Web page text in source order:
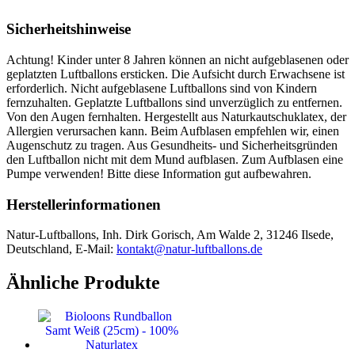
Sicherheitshinweise
Achtung! Kinder unter 8 Jahren können an nicht aufgeblasenen oder
geplatzten Luftballons ersticken. Die Aufsicht durch Erwachsene ist
erforderlich. Nicht aufgeblasene Luftballons sind von Kindern
fernzuhalten. Geplatzte Luftballons sind unverzüglich zu entfernen.
Von den Augen fernhalten. Hergestellt aus Naturkautschuklatex, der
Allergien verursachen kann. Beim Aufblasen empfehlen wir, einen
Augenschutz zu tragen. Aus Gesundheits- und Sicherheitsgründen
den Luftballon nicht mit dem Mund aufblasen. Zum Aufblasen eine
Pumpe verwenden! Bitte diese Information gut aufbewahren.
Herstellerinformationen
Natur-Luftballons, Inh. Dirk Gorisch, Am Walde 2, 31246 Ilsede,
Deutschland, E-Mail: kontakt@natur-luftballons.de
Ähnliche Produkte